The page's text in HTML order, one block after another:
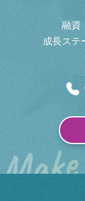
融資
成長ステ